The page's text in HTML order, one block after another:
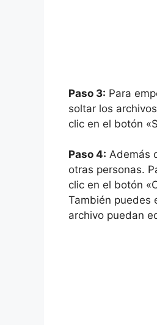
Paso 3: Para
soltar los
clic en el botón
Paso 4: Además
otras personas.
clic en el botón
También puedes
archivo puedan